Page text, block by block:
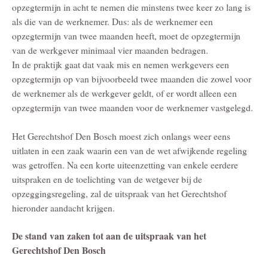
opzegtermijn in acht te nemen die minstens twee keer zo lang is
als die van de werknemer. Dus: als de werknemer een
opzegtermijn van twee maanden heeft, moet de opzegtermijn
van de werkgever minimaal vier maanden bedragen.
In de praktijk gaat dat vaak mis en nemen werkgevers een
opzegtermijn op van bijvoorbeeld twee maanden die zowel voor
de werknemer als de werkgever geldt, of er wordt alleen een
opzegtermijn van twee maanden voor de werknemer vastgelegd.
Het Gerechtshof Den Bosch moest zich onlangs weer eens
uitlaten in een zaak waarin een van de wet afwijkende regeling
was getroffen. Na een korte uiteenzetting van enkele eerdere
uitspraken en de toelichting van de wetgever bij de
opzeggingsregeling, zal de uitspraak van het Gerechtshof
hieronder aandacht krijgen.
De stand van zaken tot aan de uitspraak van het
Gerechtshof Den Bosch